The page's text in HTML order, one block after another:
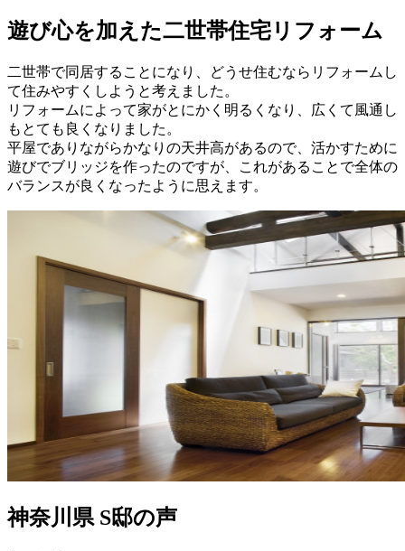
遊び心を加えた二世帯住宅リフォーム
二世帯で同居することになり、どうせ住むならリフォームし
て住みやすくしようと考えました。
リフォームによって家がとにかく明るくなり、広くて風通し
もとても良くなりました。
平屋でありながらかなりの天井高があるので、活かすために
遊びでブリッジを作ったのですが、これがあることで全体の
バランスが良くなったように思えます。
神奈川県 S邸の声